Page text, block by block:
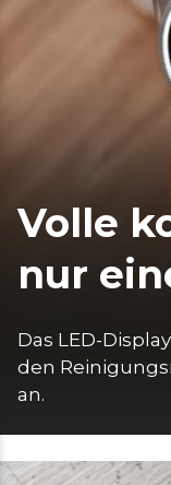
Volle
nur
Das LED-
den
an.